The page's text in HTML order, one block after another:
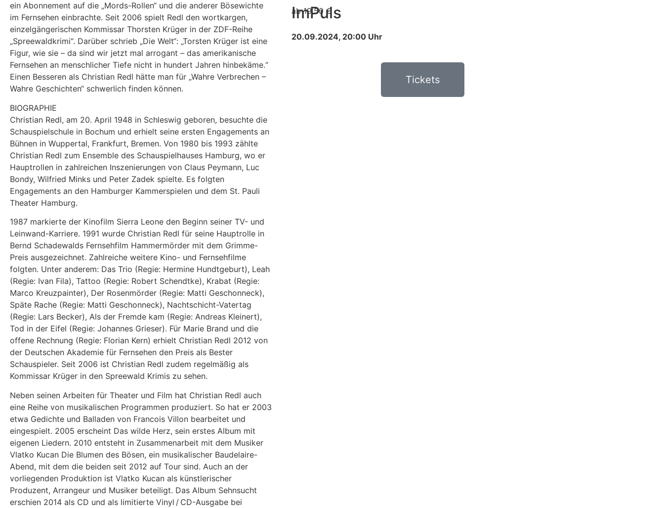
ein Abonnement auf die „Mords-Rollen“ und die anderer Bösewichte
im Fernsehen einbrachte. Seit 2006 spielt Redl den wortkargen,
einzelgängerischen Kommissar Thorsten Krüger in der ZDF-Reihe
„Spreewaldkrimi“. Darüber schrieb „Die Welt“: „Torsten Krüger ist eine
Figur, wie sie – da sind wir jetzt mal arrogant – das amerikanische
Fernsehen an menschlicher Tiefe nicht in hundert Jahren hinbekäme.“
Einen Besseren als Christian Redl hätte man für „Wahre Verbrechen –
Wahre Geschichten“ schwerlich finden können.
BIOGRAPHIE
Christian Redl, am 20. April 1948 in Schleswig geboren, besuchte die
Schauspielschule in Bochum und erhielt seine ersten Engagements an
Bühnen in Wuppertal, Frankfurt, Bremen. Von 1980 bis 1993 zählte
Christian Redl zum Ensemble des Schauspielhauses Hamburg, wo er
Hauptrollen in zahlreichen Inszenierungen von Claus Peymann, Luc
Bondy, Wilfried Minks und Peter Zadek spielte. Es folgten
Engagements an den Hamburger Kammerspielen und dem St. Pauli
Theater Hamburg.
1987 markierte der Kinofilm Sierra Leone den Beginn seiner TV- und
Leinwand-Karriere. 1991 wurde Christian Redl für seine Hauptrolle in
Bernd Schadewalds Fernsehfilm Hammermörder mit dem Grimme-
Preis ausgezeichnet. Zahlreiche weitere Kino- und Fernsehfilme
folgten. Unter anderem: Das Trio (Regie: Hermine Hundtgeburt), Leah
(Regie: Ivan Fila), Tattoo (Regie: Robert Schendtke), Krabat (Regie:
Marco Kreuzpainter), Der Rosenmörder (Regie: Matti Geschonneck),
Späte Rache (Regie: Matti Geschonneck), Nachtschicht-Vatertag
(Regie: Lars Becker), Als der Fremde kam (Regie: Andreas Kleinert),
Tod in der Eifel (Regie: Johannes Grieser). Für Marie Brand und die
offene Rechnung (Regie: Florian Kern) erhielt Christian Redl 2012 von
der Deutschen Akademie für Fernsehen den Preis als Bester
Schauspieler. Seit 2006 ist Christian Redl zudem regelmäßig als
Kommissar Krüger in den Spreewald Krimis zu sehen.
Neben seinen Arbeiten für Theater und Film hat Christian Redl auch
eine Reihe von musikalischen Programmen produziert. So hat er 2003
etwa Gedichte und Balladen von Francois Villon bearbeitet und
eingespielt. 2005 erscheint Das wilde Herz, sein erstes Album mit
eigenen Liedern. 2010 entsteht in Zusammenarbeit mit dem Musiker
Vlatko Kucan Die Blumen des Bösen, ein musikalischer Baudelaire-
Abend, mit dem die beiden seit 2012 auf Tour sind. Auch an der
vorliegenden Produktion ist Vlatko Kucan als künstlerischer
Produzent, Arrangeur und Musiker beteiligt. Das Album Sehnsucht
erschien 2014 als CD und als limitierte Vinyl / CD-Ausgabe bei
ImPuls
20.09.2024, 20:00 Uhr
ab 19,50 €
Tickets